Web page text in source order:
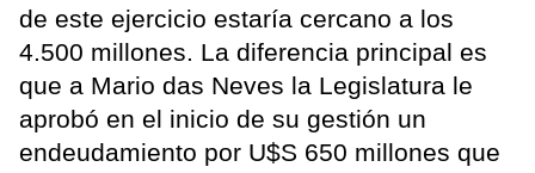
de este ejercicio estaría cercano a los
4.500 millones. La diferencia principal es
que a Mario das Neves la Legislatura le
aprobó en el inicio de su gestión un
endeudamiento por U$S 650 millones que